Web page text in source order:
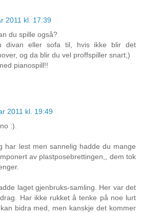
2011 kl. 17:39
du spille også?
divan eller sofa til, hvis ikke blir det
og da blir du vel proffspiller snart;)
pianospill!!
2011 kl. 19:49
:).
har lest men sannelig hadde du mange
av plastposebrettingen,, dem tok
laget gjenbruks-samling. Her var det
Har ikke rukket å tenke på noe lurt
bidra med, men kanskje det kommer